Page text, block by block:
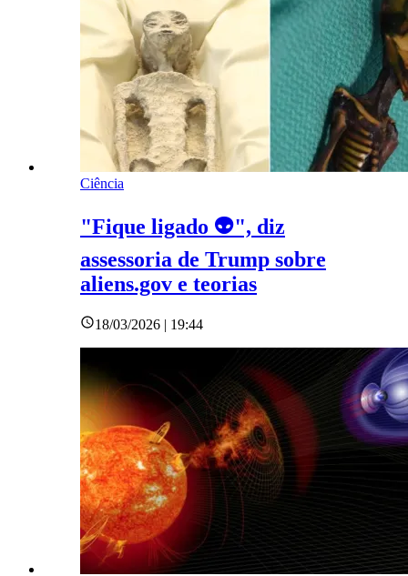
Ciência
"Fique ligado 👽", diz
assessoria de Trump sobre
aliens.gov e teorias
18/03/2026 | 19:44